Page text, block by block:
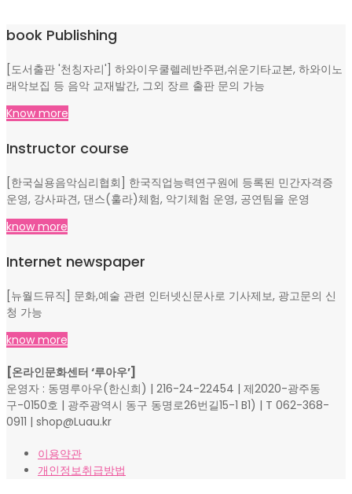
book Publishing
[도서출판 '천칭자리'] 하와이우쿨렐레반주편,쉬운기타교본, 하와이노
래악보집 등 음악 교재발간, 그외 장르 출판 문의 가능
Know more
Instructor course
[한국실용음악심리협회] 한국직업능력연구원에 등록된 민간자격증
운영, 강사파견, 댄스(훌라)체험, 악기체험 운영, 공연팀을 운영
know more
Internet newspaper
[뉴월드뮤직] 문화,예술 관련 인터넷신문사로 기사제보, 광고문의 신
청 가능
know more
[온라인문화센터 ‘루아우’]
운영자 : 동명루아우(한신희) | 216-24-22454 | 제2020-광주동
구-0150호 | 광주광역시 동구 동명로26번길15-1 B1) | T 062-368-
0911 | shop@Luau.kr
이용약관
개인정보취급방법